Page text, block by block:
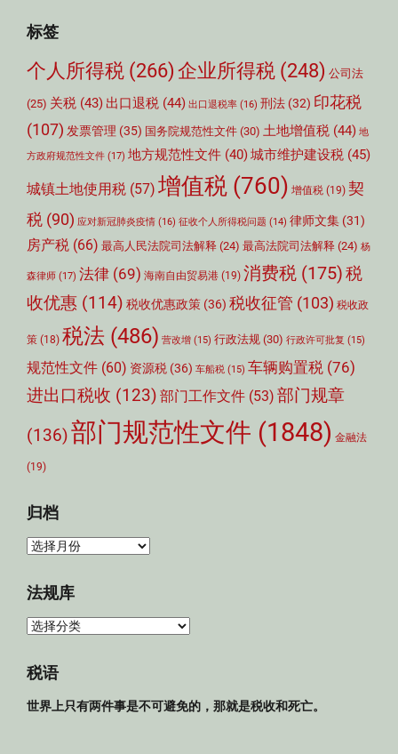
标签
个人所得税 (266) 企业所得税 (248) 公司法
(25) 关税 (43) 出口退税 (44) 出口退税率 (16) 刑法 (32) 印花税
(107) 发票管理 (35) 国务院规范性文件 (30) 土地增值税 (44) 地
方政府规范性文件 (17) 地方规范性文件 (40)城市维护建设税 (45)
城镇土地使用税 (57) 增值税 (760) 增值税 (19) 契
税 (90) 应对新冠肺炎疫情 (16) 征收个人所得税问题 (14) 律师文集 (31)
房产税 (66) 最高人民法院司法解释 (24) 最高法院司法解释 (24) 杨
森律师 (17) 法律 (69) 海南自由贸易港 (19) 消费税 (175)税
收优惠 (114) 税收优惠政策 (36) 税收征管 (103) 税收政
策 (18) 税法 (486) 营改增 (15) 行政法规 (30) 行政许可批复 (15)
规范性文件 (60) 资源税 (36) 车船税 (15) 车辆购置税 (76)
进出口税收 (123) 部门工作文件 (53) 部门规章
(136)部门规范性文件 (1848) 金融法
(19)
归档
归
法规库
法
库
税语
世界上只有两件事是不可避免的，那就是税收和死亡。